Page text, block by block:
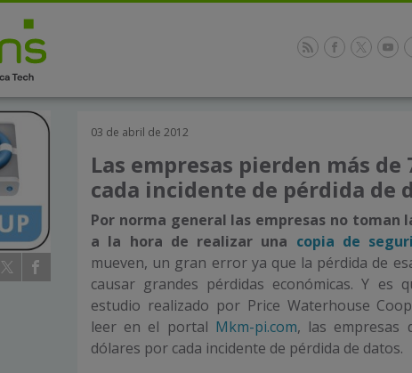
03 de abril de 2012
Las empresas pierden más de
cada incidente de pérdida de
Por norma general las empresas no toman
a la hora de realizar una copia de
mueven, un gran error ya que la pérdida de
causar grandes pérdidas económicas. Y es
estudio realizado por Price Waterhouse
leer en el portal Mkm-pi.com, las empresas
dólares por cada incidente de pérdida de datos.